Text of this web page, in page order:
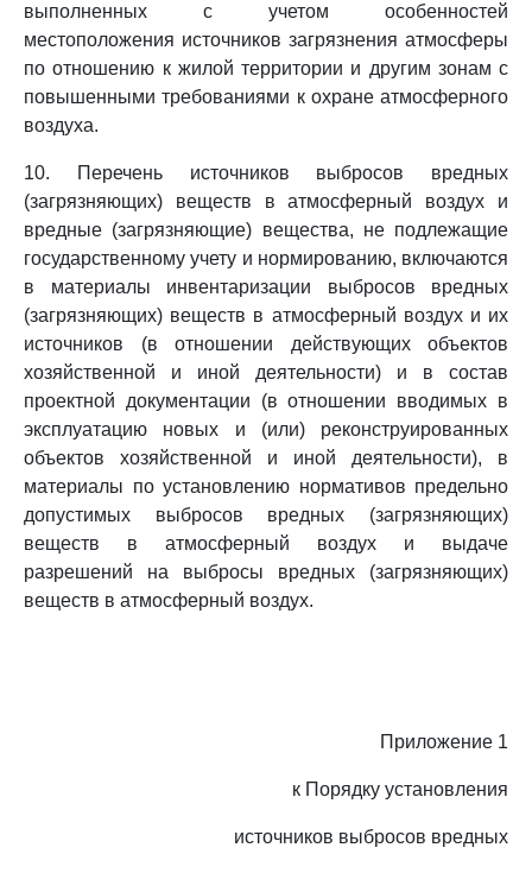
выполненных с учетом особенностей
местоположения источников загрязнения атмосферы
по отношению к жилой территории и другим зонам с
повышенными требованиями к охране атмосферного
воздуха.
10. Перечень источников выбросов вредных
(загрязняющих) веществ в атмосферный воздух и
вредные (загрязняющие) вещества, не подлежащие
государственному учету и нормированию, включаются
в материалы инвентаризации выбросов вредных
(загрязняющих) веществ в атмосферный воздух и их
источников (в отношении действующих объектов
хозяйственной и иной деятельности) и в состав
проектной документации (в отношении вводимых в
эксплуатацию новых и (или) реконструированных
объектов хозяйственной и иной деятельности), в
материалы по установлению нормативов предельно
допустимых выбросов вредных (загрязняющих)
веществ в атмосферный воздух и выдаче
разрешений на выбросы вредных (загрязняющих)
веществ в атмосферный воздух.
Приложение 1
к Порядку установления
источников выбросов вредных